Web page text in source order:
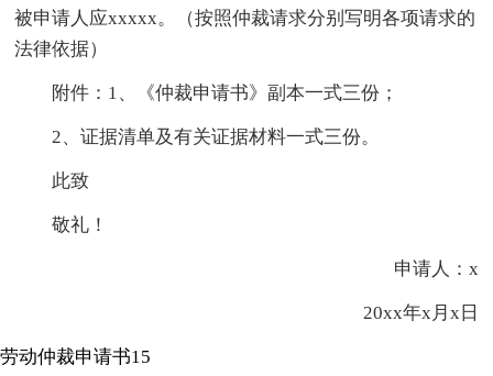
被申请人应xxxxx。（按照仲裁请求分别写明各项请求的
法律依据）
附件：1、《仲裁申请书》副本一式三份；
2、证据清单及有关证据材料一式三份。
此致
敬礼！
申请人：x
20xx年x月x日
劳动仲裁申请书15